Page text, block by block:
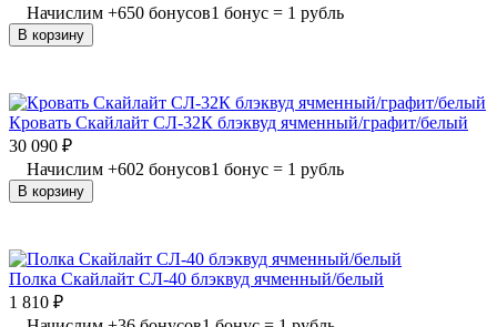
Начислим +650 бонусов1 бонус = 1 рубль
В корзину
Кровать Скайлайт СЛ-32К блэквуд ячменный/графит/белый
30 090 ₽
Начислим +602 бонусов1 бонус = 1 рубль
В корзину
Полка Скайлайт СЛ-40 блэквуд ячменный/белый
1 810 ₽